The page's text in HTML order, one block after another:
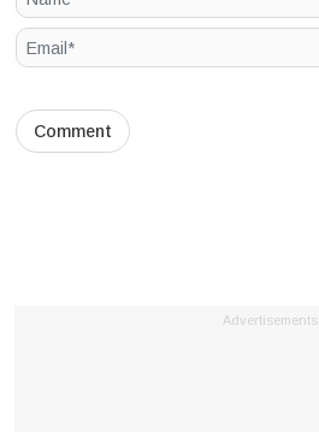
Advertisements